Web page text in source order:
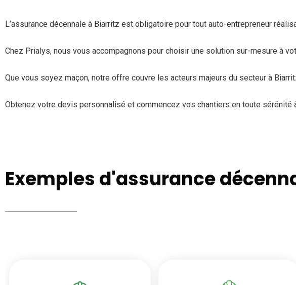
L’assurance décennale à Biarritz est obligatoire pour tout auto-entrepreneur
Chez Prialys, nous vous accompagnons pour choisir une solution sur-mesure à
Que vous soyez maçon, notre offre couvre les acteurs majeurs du secteur à
Obtenez votre devis personnalisé et commencez vos chantiers en toute sérénité
Exemples d'assurance